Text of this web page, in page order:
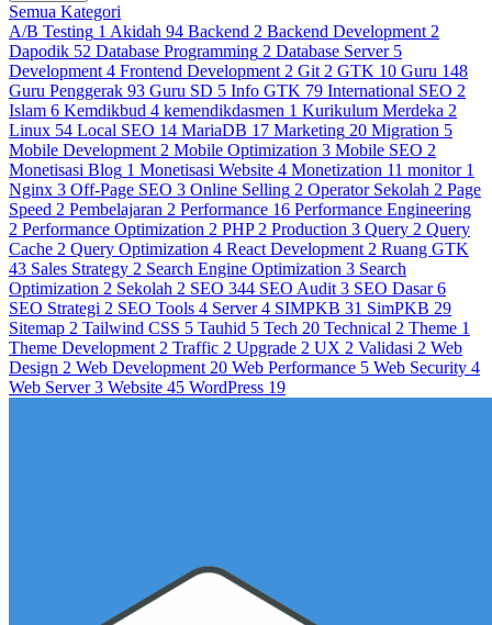
Semua Kategori
A/B Testing 1 Akidah 94 Backend 2 Backend Development 2
Dapodik 52 Database Programming 2 Database Server 5
Development 4 Frontend Development 2 Git 2 GTK 10 Guru 148
Guru Penggerak 93 Guru SD 5 Info GTK 79 International SEO 2
Islam 6 Kemdikbud 4 kemendikdasmen 1 Kurikulum Merdeka 2
Linux 54 Local SEO 14 MariaDB 17 Marketing 20 Migration 5
Mobile Development 2 Mobile Optimization 3 Mobile SEO 2
Monetisasi Blog 1 Monetisasi Website 4 Monetization 11 monitor 1
Nginx 3 Off-Page SEO 3 Online Selling 2 Operator Sekolah 2 Page
Speed 2 Pembelajaran 2 Performance 16 Performance Engineering
2 Performance Optimization 2 PHP 2 Production 3 Query 2 Query
Cache 2 Query Optimization 4 React Development 2 Ruang GTK
43 Sales Strategy 2 Search Engine Optimization 3 Search
Optimization 2 Sekolah 2 SEO 344 SEO Audit 3 SEO Dasar 6
SEO Strategi 2 SEO Tools 4 Server 4 SIMPKB 31 SimPKB 29
Sitemap 2 Tailwind CSS 5 Tauhid 5 Tech 20 Technical 2 Theme 1
Theme Development 2 Traffic 2 Upgrade 2 UX 2 Validasi 2 Web
Design 2 Web Development 20 Web Performance 5 Web Security 4
Web Server 3 Website 45 WordPress 19